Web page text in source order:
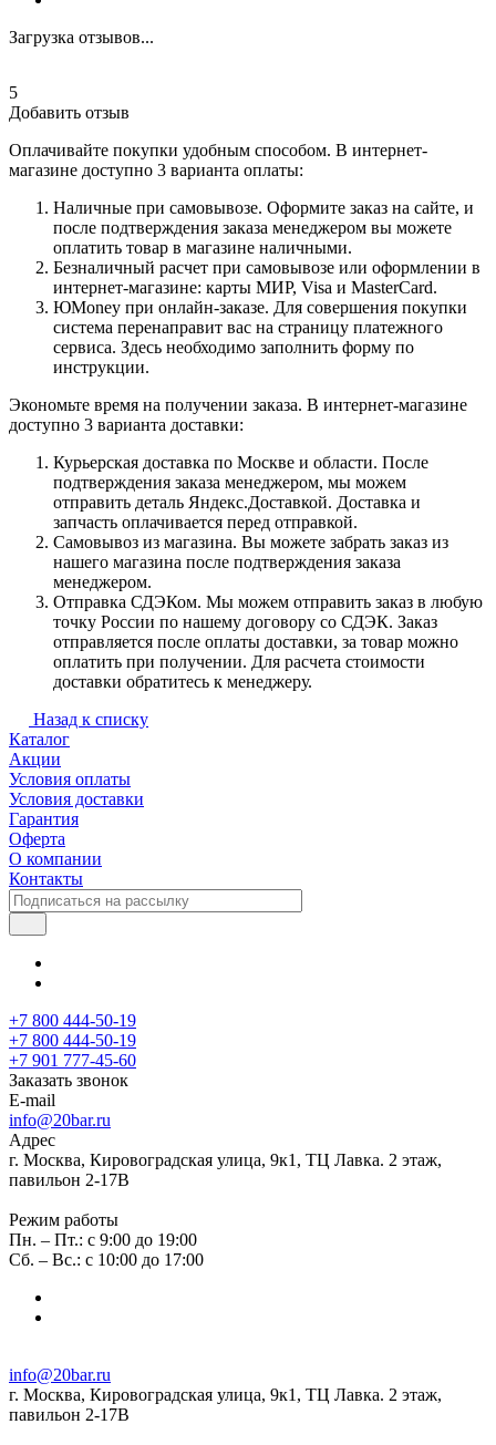
Загрузка отзывов...
5
Добавить отзыв
Оплачивайте покупки удобным способом. В интернет-
магазине доступно 3 варианта оплаты:
Наличные при самовывозе. Оформите заказ на сайте, и
после подтверждения заказа менеджером вы можете
оплатить товар в магазине наличными.
Безналичный расчет при самовывозе или оформлении в
интернет-магазине: карты МИР, Visa и MasterCard.
ЮMoney при онлайн-заказе. Для совершения покупки
система перенаправит вас на страницу платежного
сервиса. Здесь необходимо заполнить форму по
инструкции.
Экономьте время на получении заказа. В интернет-магазине
доступно 3 варианта доставки:
Курьерская доставка по Москве и области. После
подтверждения заказа менеджером, мы можем
отправить деталь Яндекс.Доставкой. Доставка и
запчасть оплачивается перед отправкой.
Самовывоз из магазина. Вы можете забрать заказ из
нашего магазина после подтверждения заказа
менеджером.
Отправка СДЭКом. Мы можем отправить заказ в любую
точку России по нашему договору со СДЭК. Заказ
отправляется после оплаты доставки, за товар можно
оплатить при получении. Для расчета стоимости
доставки обратитесь к менеджеру.
Назад к списку
Каталог
Акции
Условия оплаты
Условия доставки
Гарантия
Оферта
О компании
Контакты
+7 800 444-50-19
+7 800 444-50-19
+7 901 777-45-60
Заказать звонок
E-mail
info@20bar.ru
Адрес
г. Москва, Кировоградская улица, 9к1, ТЦ Лавка. 2 этаж,
павильон 2-17В
Режим работы
Пн. – Пт.: с 9:00 до 19:00
Сб. – Вс.: с 10:00 до 17:00
info@20bar.ru
г. Москва, Кировоградская улица, 9к1, ТЦ Лавка. 2 этаж,
павильон 2-17В